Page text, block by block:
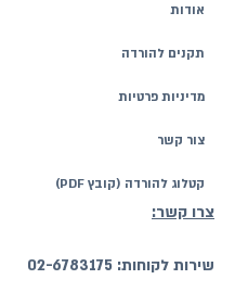
צרו קשר:
שירות לקוחות: 02-6783175
אודות
תקנים להורדה
מדיניות פרטיות
צור קשר
קטלוג להורדה (קובץ PDF)